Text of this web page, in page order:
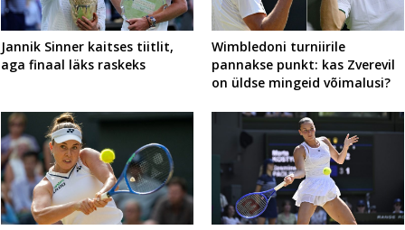
Jannik Sinner kaitses tiitlit,
aga finaal läks raskeks
Wimbledoni turniirile
pannakse punkt: kas Zverevil
on üldse mingeid võimalusi?